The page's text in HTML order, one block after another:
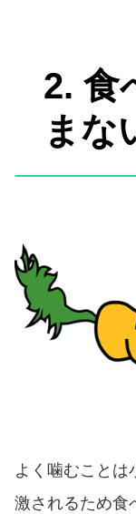
2. 食
まな
よく噛むことは
激されるため食